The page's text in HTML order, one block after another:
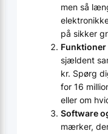
men så
på sikker
Funktioner
sjældent
kr. Spørg
for 16
eller om
Software
mærker,